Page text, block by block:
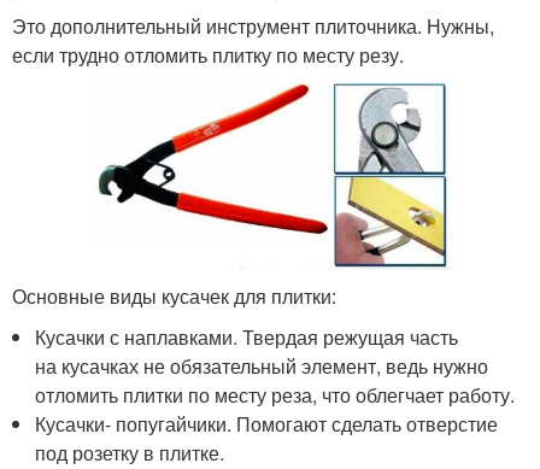
Это дополнительный инструмент плиточника. Нужны,
если трудно отломить плитку по месту резу.
Основные виды кусачек для плитки:
Кусачки с наплавками. Твердая режущая часть
на кусачках не обязательный элемент, ведь нужно
отломить плитки по месту реза, что облегчает работу.
Кусачки- попугайчики. Помогают сделать отверстие
под розетку в плитке.